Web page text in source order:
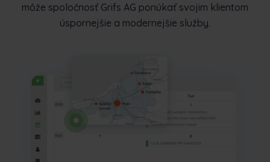
môže spoločnosť Grifs AG ponúkať svojim klientom
úspornejšie a modernejšie služby.